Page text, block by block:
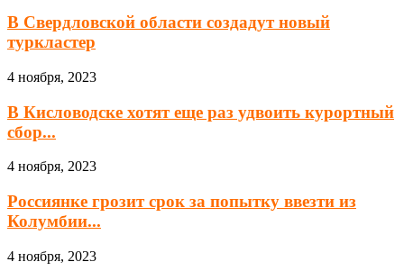
В Свердловской области создадут новый
туркластер
4 ноября, 2023
В Кисловодске хотят еще раз удвоить курортный
сбор...
4 ноября, 2023
Россиянке грозит срок за попытку ввезти из
Колумбии...
4 ноября, 2023